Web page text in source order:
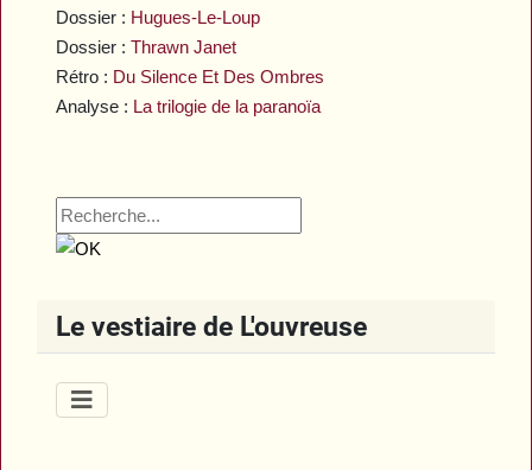
Dossier : Hugues-Le-Loup
Dossier :Thrawn Janet
Rétro : Du Silence Et Des Ombres
Analyse : La trilogie de la paranoïa
Le vestiaire de L'ouvreuse